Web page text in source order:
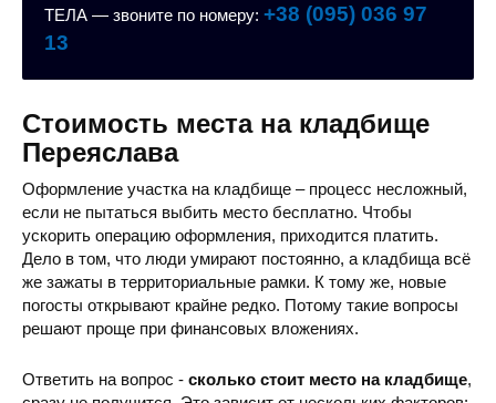
Подварское кладбище Новокиевское
Кладбище мертвых вундервафель ул.
ТЕЛА — звоните по номеру: +38 (095) 036 97
13
Стоимость места на кладбище
Переяслава
Оформление участка на кладбище – процесс несложный,
если не пытаться выбить место бесплатно. Чтобы
ускорить операцию оформления, приходится платить.
Дело в том, что люди умирают постоянно, а кладбища всё
же зажаты в территориальные рамки. К тому же, новые
погосты открывают крайне редко. Потому такие вопросы
решают проще при финансовых вложениях.
Ответить на вопрос - сколько стоит место на кладбище,